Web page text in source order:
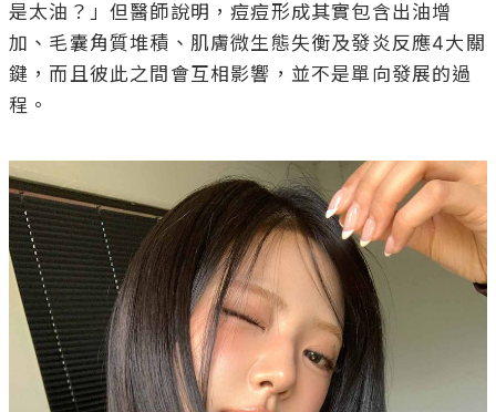
是太油？」但醫師說明，痘痘形成其實包含出油增
加、毛囊角質堆積、肌膚微生態失衡及發炎反應4大關
鍵，而且彼此之間會互相影響，並不是單向發展的過
程。